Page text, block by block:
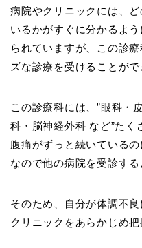
病院やクリニックには、
いるかがすぐに分かるよ
られていますが、この診
ズな診療を受けることがで
この診療科には、”眼科・
科・脳神経外科 など”たく
腹痛がずっと続いている
なので他の病院を受診す
そのため、自分が体調不
クリニックをあらかじめ